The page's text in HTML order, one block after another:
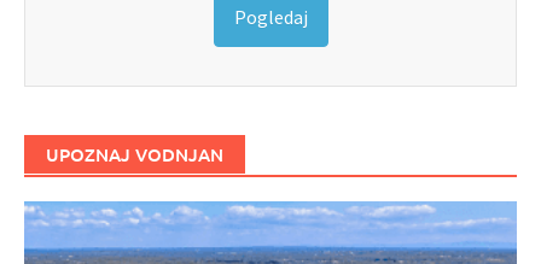
Pogledaj
UPOZNAJ VODNJAN